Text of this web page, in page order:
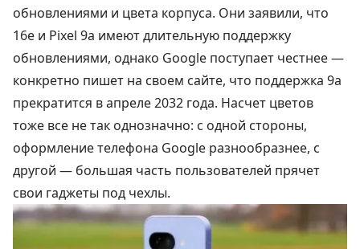
обновлениями и цвета корпуса. Они заявили, что
16e и Pixel 9a имеют длительную поддержку
обновлениями, однако Google поступает честнее —
конкретно пишет на своем сайте, что поддержка 9a
прекратится в апреле 2032 года. Насчет цветов
тоже все не так однозначно: с одной стороны,
оформление телефона Google разнообразнее, с
другой — большая часть пользователей прячет
свои гаджеты под чехлы.